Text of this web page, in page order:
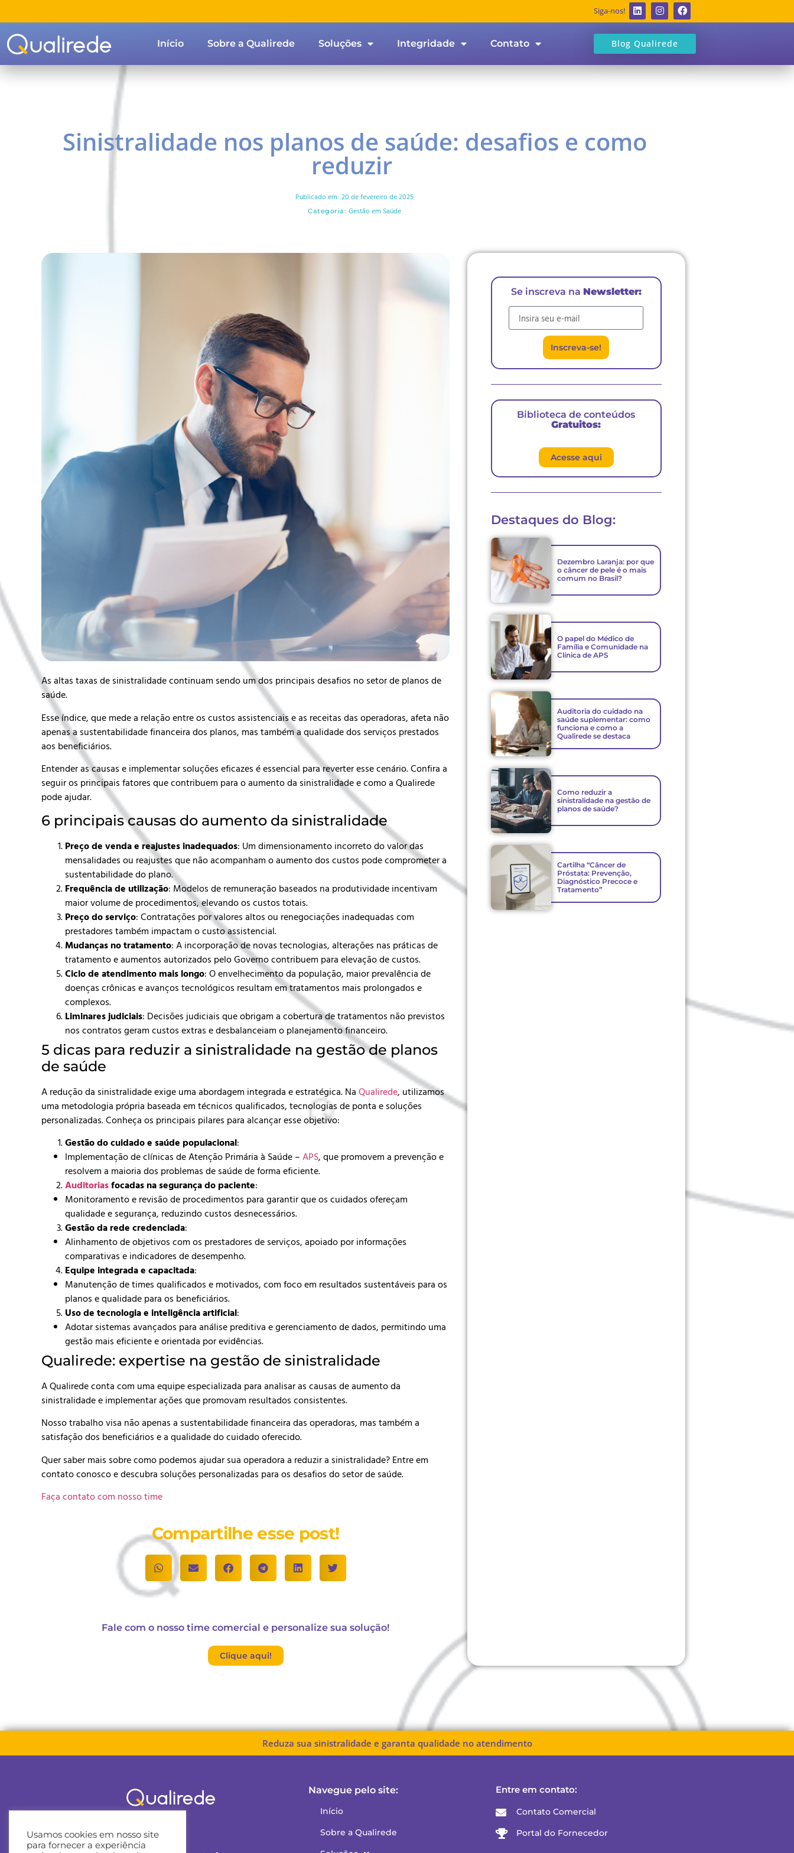
Siga-nos!
Início Sobre a Qualirede Soluções Integridade Contato Blog Qualirede
Sinistralidade nos planos de saúde: desafios e como
reduzir
Publicado em: 20 de fevereiro de 2025
Categoria: Gestão em Saúde
As altas taxas de sinistralidade continuam sendo um dos principais desafios no setor de planos de
saúde.
Esse índice, que mede a relação entre os custos assistenciais e as receitas das operadoras, afeta não
apenas a sustentabilidade financeira dos planos, mas também a qualidade dos serviços prestados
aos beneficiários.
Entender as causas e implementar soluções eficazes é essencial para reverter esse cenário. Confira a
seguir os principais fatores que contribuem para o aumento da sinistralidade e como a Qualirede
pode ajudar.
6 principais causas do aumento da sinistralidade
Preço de venda e reajustes inadequados: Um dimensionamento incorreto do valor das
mensalidades ou reajustes que não acompanham o aumento dos custos pode comprometer a
sustentabilidade do plano.
Frequência de utilização: Modelos de remuneração baseados na produtividade incentivam
maior volume de procedimentos, elevando os custos totais.
Preço do serviço: Contratações por valores altos ou renegociações inadequadas com
prestadores também impactam o custo assistencial.
Mudanças no tratamento: A incorporação de novas tecnologias, alterações nas práticas de
tratamento e aumentos autorizados pelo Governo contribuem para elevação de custos.
Ciclo de atendimento mais longo: O envelhecimento da população, maior prevalência de
doenças crônicas e avanços tecnológicos resultam em tratamentos mais prolongados e
complexos.
Liminares judiciais: Decisões judiciais que obrigam a cobertura de tratamentos não previstos
nos contratos geram custos extras e desbalanceiam o planejamento financeiro.
5 dicas para reduzir a sinistralidade na gestão de planos
de saúde
A redução da sinistralidade exige uma abordagem integrada e estratégica. Na Qualirede, utilizamos
uma metodologia própria baseada em técnicos qualificados, tecnologias de ponta e soluções
personalizadas. Conheça os principais pilares para alcançar esse objetivo:
Gestão do cuidado e saúde populacional:
Implementação de clínicas de Atenção Primária à Saúde – APS, que promovem a prevenção e
resolvem a maioria dos problemas de saúde de forma eficiente.
Auditoriasfocadas na segurança do paciente:
Monitoramento e revisão de procedimentos para garantir que os cuidados ofereçam
qualidade e segurança, reduzindo custos desnecessários.
Gestão da rede credenciada:
Alinhamento de objetivos com os prestadores de serviços, apoiado por informações
comparativas e indicadores de desempenho.
Equipe integrada e capacitada:
Manutenção de times qualificados e motivados, com foco em resultados sustentáveis para os
planos e qualidade para os beneficiários.
Uso de tecnologia e inteligência artificial:
Adotar sistemas avançados para análise preditiva e gerenciamento de dados, permitindo uma
gestão mais eficiente e orientada por evidências.
Qualirede: expertise na gestão de sinistralidade
A Qualirede conta com uma equipe especializada para analisar as causas de aumento da
sinistralidade e implementar ações que promovam resultados consistentes.
Nosso trabalho visa não apenas a sustentabilidade financeira das operadoras, mas também a
satisfação dos beneficiários e a qualidade do cuidado oferecido.
Quer saber mais sobre como podemos ajudar sua operadora a reduzir a sinistralidade? Entre em
contato conosco e descubra soluções personalizadas para os desafios do setor de saúde.
Faça contato com nosso time
Compartilhe esse post!
Fale com o nosso time comercial e personalize sua solução!
Clique aqui!
Se inscreva na Newsletter:
Inscreva-se!
Biblioteca de conteúdos
Gratuitos:
Acesse aqui
Destaques do Blog:
Dezembro Laranja: por que
o câncer de pele é o mais
comum no Brasil?
O papel do Médico de
Família e Comunidade na
Clínica de APS
Auditoria do cuidado na
saúde suplementar: como
funciona e como a
Qualirede se destaca
Como reduzir a
sinistralidade na gestão de
planos de saúde?
Cartilha “Câncer de
Próstata: Prevenção,
Diagnóstico Precoce e
Tratamento”
Reduza sua sinistralidade e garanta qualidade no atendimento
Levar +
Navegue pelo site:
Início
Sobre a Qualirede
Entre em contato:
Contato Comercial
Portal do Fornecedor
Usamos cookies em nosso site
para fornecer a experiência